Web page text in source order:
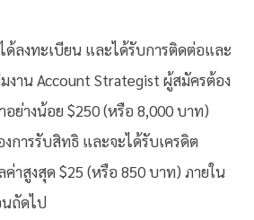
ด้ลงทะเบียน และได้รับการติดต่อและ
าน Account Strategist ผู้สมัครต้อง
ย่างน้อย $250 (หรือ 8,000 บาท)
การรับสิทธิ และจะได้รับเครดิต
าสูงสุด $25 (หรือ 850 บาท) ภายใน
ถัดไป